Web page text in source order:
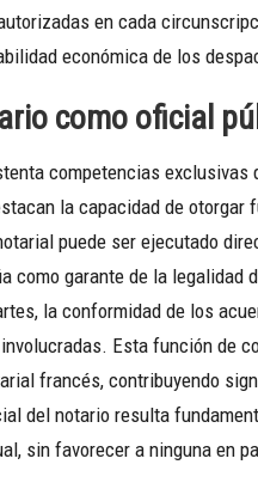
en cada
económica de los
como oficial
competencias exclusivas
la capacidad de otorgar
puede ser ejecutado
como garante de la legalidad
la conformidad de los
Esta función de
francés, contribuyendo
del notario resulta
sin favorecer a ninguna en